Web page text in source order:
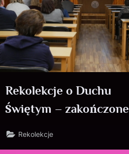
Rekolekcje o Duchu
Świętym – zakończone
Rekolekcje